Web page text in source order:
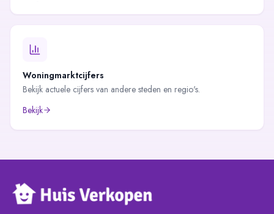
Woningmarktcijfers
Bekijk actuele cijfers van andere steden en regio's.
Bekijk